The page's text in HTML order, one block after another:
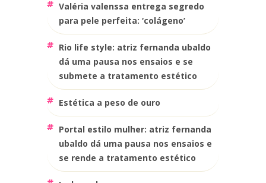
valéria valenssa entrega segredo
para pele perfeita: ‘colágeno’
rio life style: atriz fernanda ubaldo
dá uma pausa nos ensaios e se
submete a tratamento estético
estética a peso de ouro
portal estilo mulher: atriz fernanda
ubaldo dá uma pausa nos ensaios e
se rende a tratamento estético